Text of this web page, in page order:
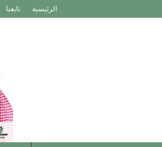
الرئيسية تابعنا